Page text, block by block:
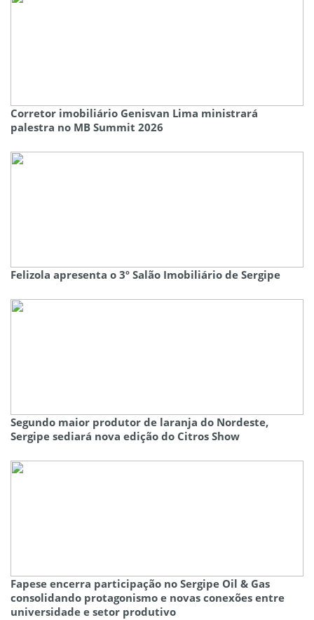
Corretor imobiliário Genisvan Lima ministrará
palestra no MB Summit 2026
Felizola apresenta o 3º Salão Imobiliário de Sergipe
Segundo maior produtor de laranja do Nordeste,
Sergipe sediará nova edição do Citros Show
Fapese encerra participação no Sergipe Oil & Gas
consolidando protagonismo e novas conexões entre
universidade e setor produtivo